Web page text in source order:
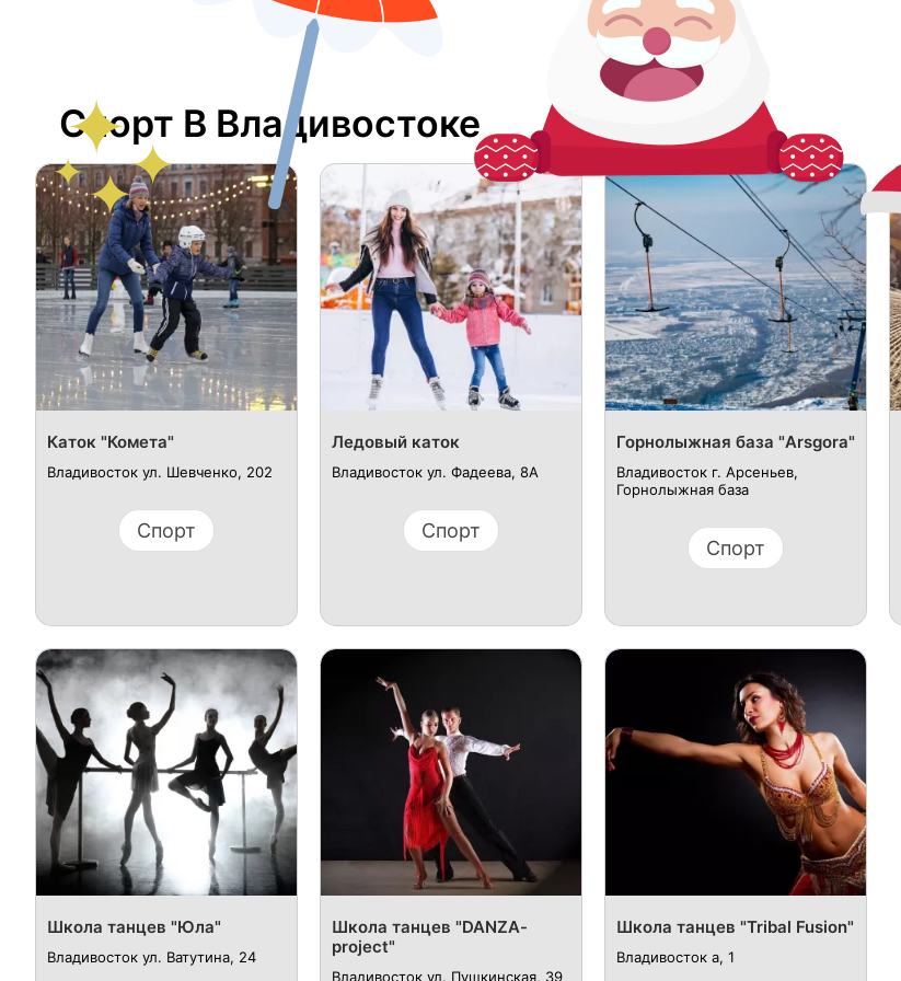
Спорт В Владивостоке
Каток "Комета"
Владивосток ул. Шевченко, 202
Спорт
Ледовый каток
Владивосток ул. Фадеева, 8А
Спорт
Горнолыжная база "Arsgora"
Владивосток г. Арсеньев,
Горнолыжная база
Спорт
Школа танцев "Юла"
Владивосток ул. Ватутина, 24
Школа танцев "DANZA-
project"
Владивосток ул. Пушкинская, 39
Школа танцев "Tribal Fusion"
Владивосток а, 1